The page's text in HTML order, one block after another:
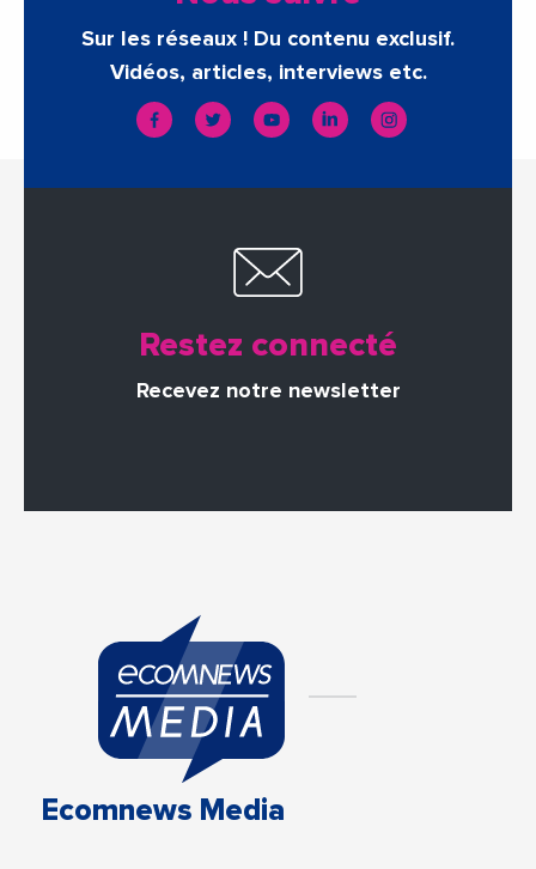
Sur les réseaux ! Du contenu exclusif.
Vidéos, articles, interviews etc.
Restez connecté
Recevez notre newsletter
Ecomnews Media